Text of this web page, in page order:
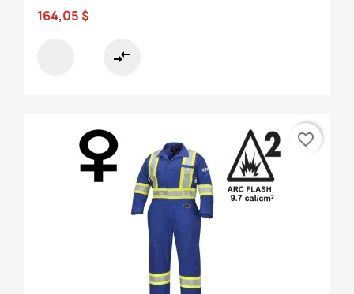
164,05 $
compare_arrows
favorite_border